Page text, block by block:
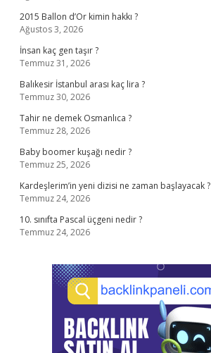
2015 Ballon d’Or kimin hakkı ?
Ağustos 3, 2026
İnsan kaç gen taşır ?
Temmuz 31, 2026
Balıkesir İstanbul arası kaç lira ?
Temmuz 30, 2026
Tahir ne demek Osmanlıca ?
Temmuz 28, 2026
Baby boomer kuşağı nedir ?
Temmuz 25, 2026
Kardeşlerim’in yeni dizisi ne zaman başlayacak ?
Temmuz 24, 2026
10. sınıfta Pascal üçgeni nedir ?
Temmuz 24, 2026